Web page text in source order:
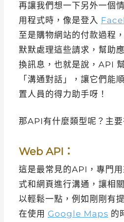
再讓我們想一下另外一個
用程式時，像是登入
至是購物網站的付款過程
默默處理這些請求，幫助
換訊息，也就是說，API
「溝通對話」，讓它們能
置人員的得力助手呀！
那API有什麼類型呢？主要
Web API：
這是最常見的API，專門
式和網頁進行溝通，讓相
以輕鬆一點，例如剛剛有
在使用 Google Maps 的